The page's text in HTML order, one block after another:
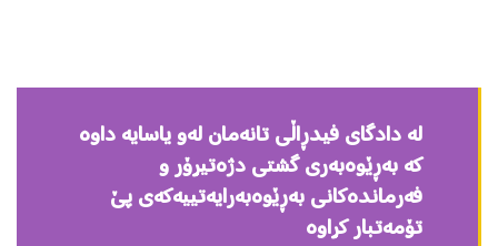
لە دادگای فیدڕاڵی تانەمان لەو یاسایە داوە
كە بەڕ‌ێوەبەری گشتی دژەتیرۆر و
فەرماندەكانی بەڕ‌ێوەبەرایەتییەكەی پێ
تۆمەتبار كراوە